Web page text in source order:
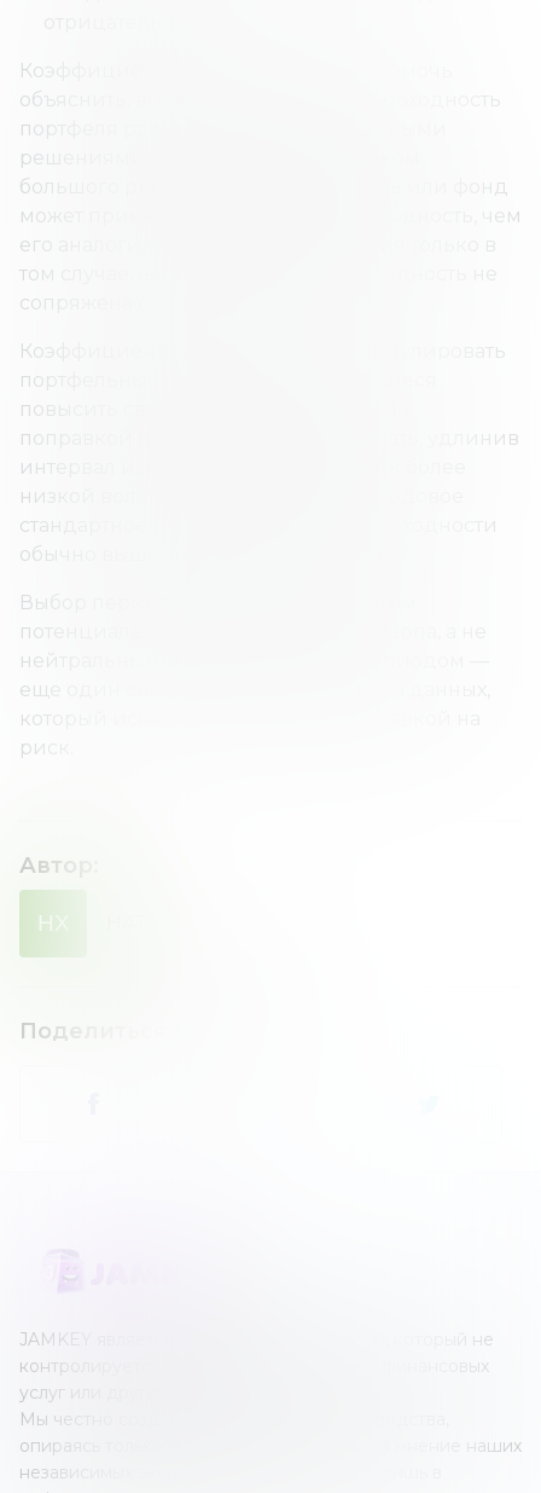
Коэффициент Шарпа также может помочь
объяснить, вызвана ли избыточная доходность
портфеля разумными инвестиционными
решениями или результатом слишком
большого риска. Хотя один портфель или фонд
может принести более высокую доходность, чем
его аналоги, это хорошая инвестиция только в
том случае, если более высокая доходность не
сопряжена с избыточным риском.
Коэффициентом Шарпа могут манипулировать
портфельные менеджеры, стремящиеся
повысить свою историю доходности с
поправкой на риск. Это можно сделать, удлинив
интервал измерения, что приведет к более
низкой волатильности. Например, годовое
стандартное отклонение дневной доходности
обычно выше, чем у еженедельной.
Выбор периода для анализа с лучшим
потенциальным коэффициентом Шарпа, а не
нейтральным ретроспективным периодом —
еще один способ тщательного отбора данных,
который исказит доходность с поправкой на
риск.
Автор
НХ
Поделиться новостью
JAMKEY является независимым ресурсом, который не
контролируется каким-либо оператором финансовых
услуг или другим учреждением.
Мы честно создаем наши обзоры и руководства,
опираясь только на собственные знания и мнение наших
независимых экспертов; все это создано лишь в